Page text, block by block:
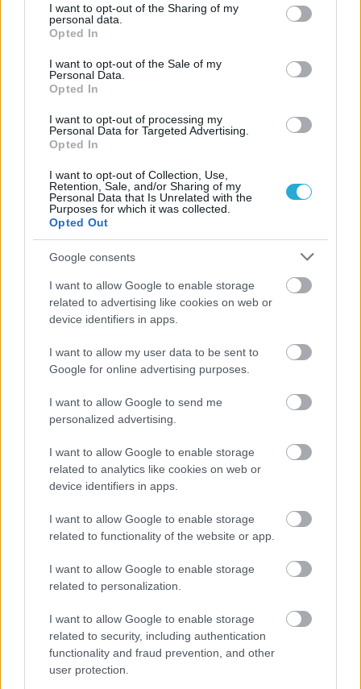
not limited to your visit or usage behaviour. You may click to
grant or deny consent to Google and its third-party tags to
use your data for below specified purposes in below Google
consent section.
I want to opt-out of the Sharing of my
personal data.
Opted In
I want to opt-out of the Sale of my
Personal Data.
Opted In
I want to opt-out of processing my
Personal Data for Targeted Advertising.
Opted In
I want to opt-out of Collection, Use,
Retention, Sale, and/or Sharing of my
Personal Data that Is Unrelated with the
Purposes for which it was collected.
Opted Out
Google consents
I want to allow Google to enable storage
related to advertising like cookies on web or
device identifiers in apps.
I want to allow my user data to be sent to
Google for online advertising purposes.
I want to allow Google to send me
personalized advertising.
I want to allow Google to enable storage
related to analytics like cookies on web or
device identifiers in apps.
I want to allow Google to enable storage
related to functionality of the website or app.
I want to allow Google to enable storage
related to personalization.
I want to allow Google to enable storage
related to security, including authentication
functionality and fraud prevention, and other
user protection.
ευρωπαϊκό ραντεβού του
08/03/2026
Αναγνώριση και σεβασμός
Α.Ο. Θήρας